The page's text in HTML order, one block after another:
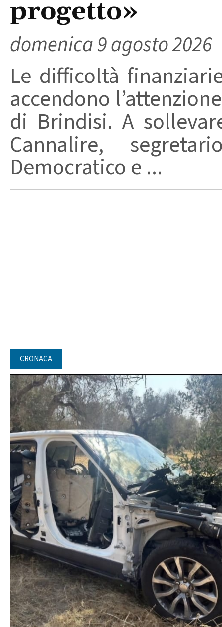
progetto»
domenica 9 agosto 2026
Le difficoltà
accendono
di Brindisi. A
Cannalire,
Democratico e ...
CRONACA